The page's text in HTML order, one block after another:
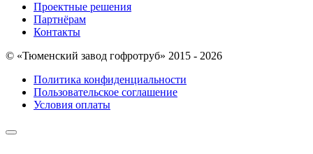
Проектные решения
Партнёрам
Контакты
© «Тюменский завод гофротруб» 2015 - 2026
Политика конфиденциальности
Пользовательское соглашение
Условия оплаты